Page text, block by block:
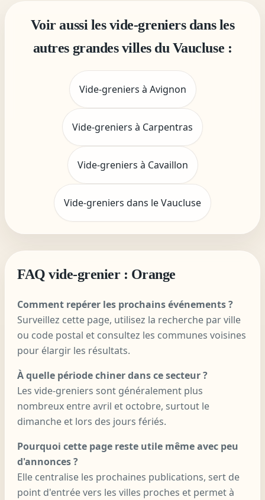
Voir aussi les vide-greniers dans les
autres grandes villes du Vaucluse :
Vide-greniers à Avignon
Vide-greniers à Carpentras
Vide-greniers à Cavaillon
Vide-greniers dans le Vaucluse
FAQ vide-grenier : Orange
Comment repérer les prochains événements ?
Surveillez cette page, utilisez la recherche par ville
ou code postal et consultez les communes voisines
pour élargir les résultats.
À quelle période chiner dans ce secteur ?
Les vide-greniers sont généralement plus
nombreux entre avril et octobre, surtout le
dimanche et lors des jours fériés.
Pourquoi cette page reste utile même avec peu
d'annonces ?
Elle centralise les prochaines publications, sert de
point d'entrée vers les villes proches et permet à